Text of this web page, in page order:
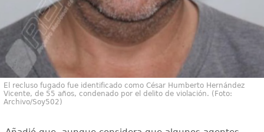
El recluso fugado fue identificado como César Humberto Hernández
Vicente, de 55 años, condenado por el delito de violación. (Foto:
Archivo/Soy502)